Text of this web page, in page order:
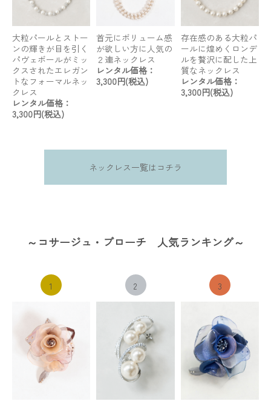
大粒パールとストー
ンの輝きが目を引く
パヴェボールがミッ
クスされたエレガン
トなフォーマルネッ
クレス
レンタル価格：
3,300円(税込)
首元にボリューム感
が欲しい方に人気の
２連ネックレス
レンタル価格：
3,300円(税込)
存在感のある大粒パ
ールに煌めくロンデ
ルを贅沢に配した上
質なネックレス
レンタル価格：
3,300円(税込)
ネックレス一覧はコチラ
～コサージュ・ブローチ 人気ランキング～
1 2 3